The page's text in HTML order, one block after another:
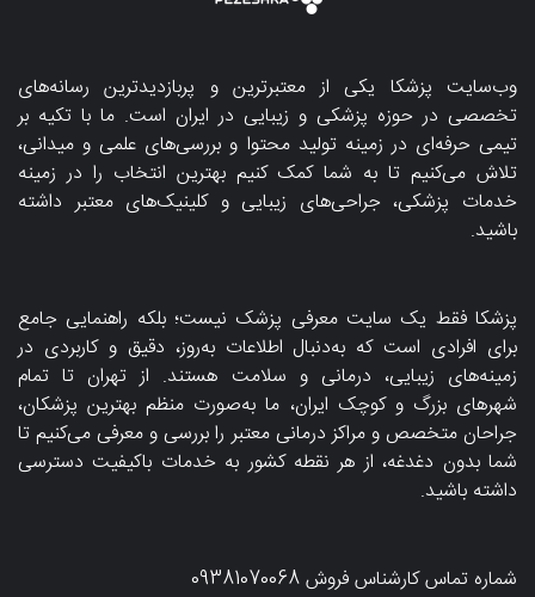
وب‌سایت پزشکا یکی از معتبرترین و پربازدیدترین رسانه‌های
تخصصی در حوزه پزشکی و زیبایی در ایران است. ما با تکیه بر
تیمی حرفه‌ای در زمینه تولید محتوا و بررسی‌های علمی و میدانی،
تلاش می‌کنیم تا به شما کمک کنیم بهترین انتخاب را در زمینه
خدمات پزشکی، جراحی‌های زیبایی و کلینیک‌های معتبر داشته
باشید.
پزشکا فقط یک سایت معرفی پزشک نیست؛ بلکه راهنمایی جامع
برای افرادی است که به‌دنبال اطلاعات به‌روز، دقیق و کاربردی در
زمینه‌های زیبایی، درمانی و سلامت هستند. از تهران تا تمام
شهرهای بزرگ و کوچک ایران، ما به‌صورت منظم بهترین پزشکان،
جراحان متخصص و مراکز درمانی معتبر را بررسی و معرفی می‌کنیم تا
شما بدون دغدغه، از هر نقطه کشور به خدمات باکیفیت دسترسی
داشته باشید.
شماره تماس کارشناس فروش09381070068